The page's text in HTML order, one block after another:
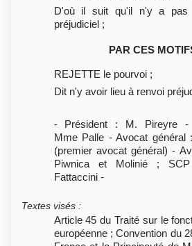
D'où il suit qu'il n'y a pas
préjudiciel ;
PAR CES
REJETTE le pourvoi ;
Dit n'y avoir lieu à renvoi
- Président : M. Pireyre -
Mme Palle - Avocat général
(premier avocat général) -
Piwnica et Molinié ;
Fattaccini -
Textes visés :
Article 45 du Traité sur le
européenne ; Convention du